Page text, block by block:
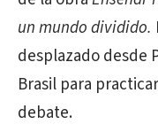
un mundo dividido.
desplazado desde
Brasil para
debate.